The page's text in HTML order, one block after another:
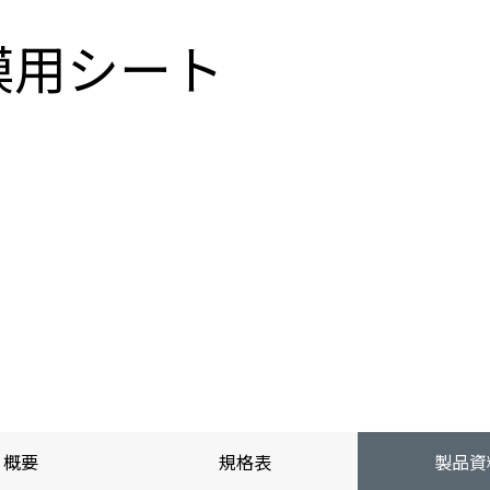
シート
概要 規格表 製品